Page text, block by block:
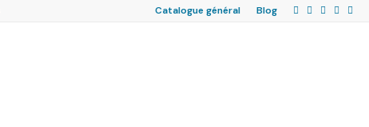
Catalogue général Blog